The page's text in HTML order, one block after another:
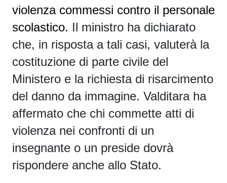
violenza commessi contro il personale
scolastico. Il ministro ha dichiarato
che, in risposta a tali casi, valuterà la
costituzione di parte civile del
Ministero e la richiesta di risarcimento
del danno da immagine. Valditara ha
affermato che chi commette atti di
violenza nei confronti di un
insegnante o un preside dovrà
rispondere anche allo Stato.